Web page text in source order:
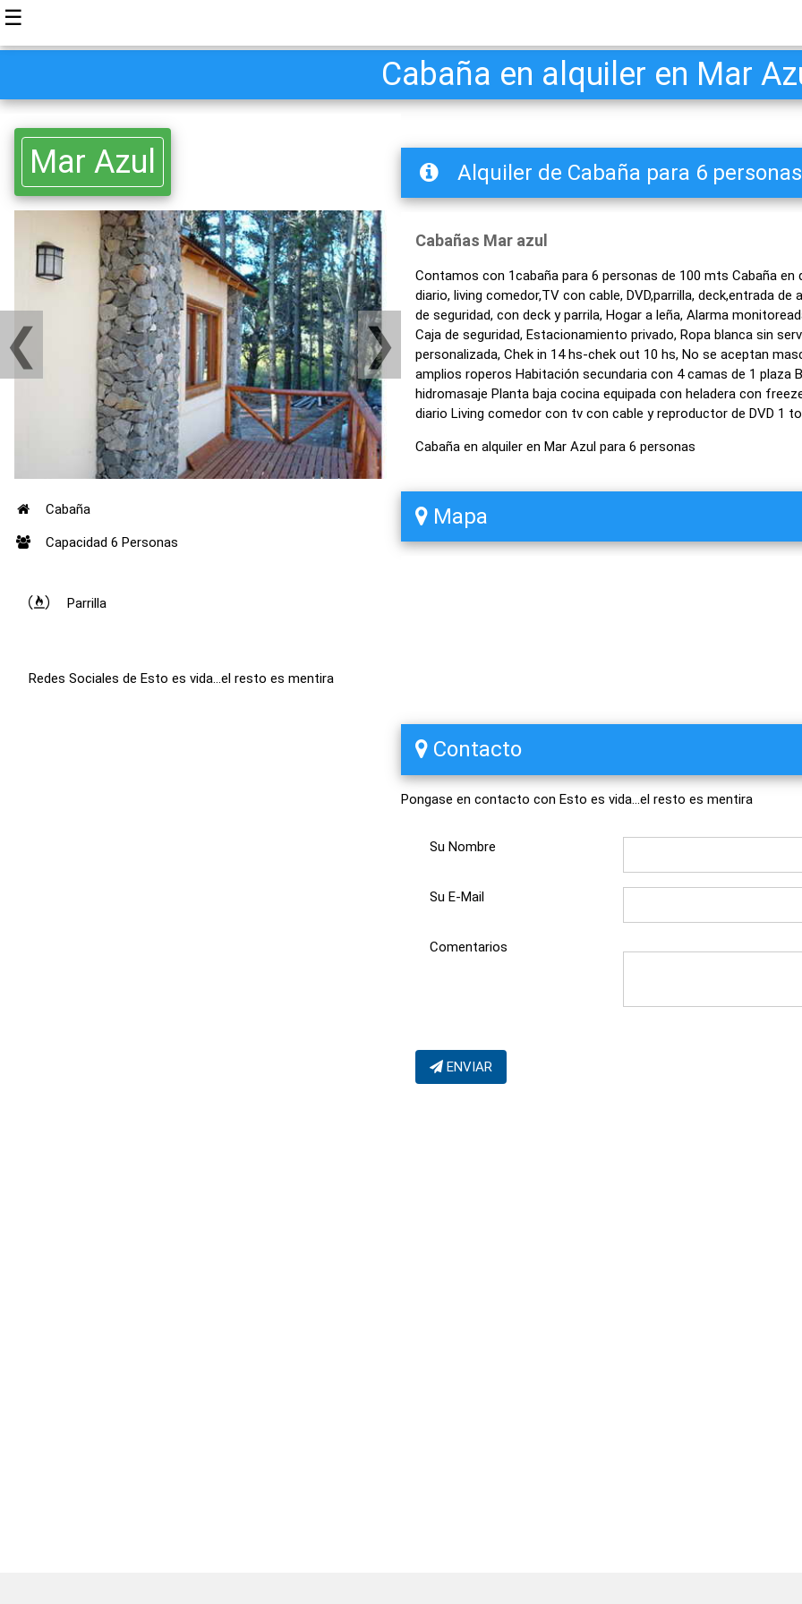
☰
Cabaña en alquiler en Mar
Mar Azul
❮ ❯
Cabaña
Capacidad 6 Personas
Parrilla
Redes Sociales de Esto es vida...el resto es mentira
Alquiler de Cabaña para 6
Cabañas Mar azul
Contamos con 1cabaña para 6 personas de 100 mts Cabaña
diario, living comedor,TV con cable, DVD,parrilla, deck,entrada
de seguridad, con deck y parrila, Hogar a leña, Alarma
Caja de seguridad, Estacionamiento privado, Ropa blanca sin
personalizada, Chek in 14 hs-chek out 10 hs, No se aceptan
amplios roperos Habitación secundaria con 4 camas de 1
hidromasaje Planta baja cocina equipada con heladera con
diario Living comedor con tv con cable y reproductor de DVD 1
Cabaña en alquiler en Mar Azul para 6 personas
Mapa
Contacto
Pongase en contacto con Esto es vida...el resto es mentira
Su Nombre
Su E-Mail
Comentarios
ENVIAR